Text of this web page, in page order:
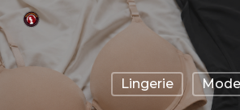
Skip
to
main
Lingerie Mode